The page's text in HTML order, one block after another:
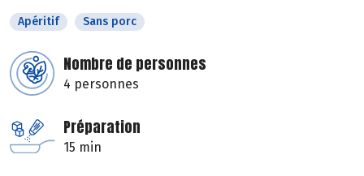
Apéritif Sans porc
Nombre de personnes
4 personnes
Préparation
15 min